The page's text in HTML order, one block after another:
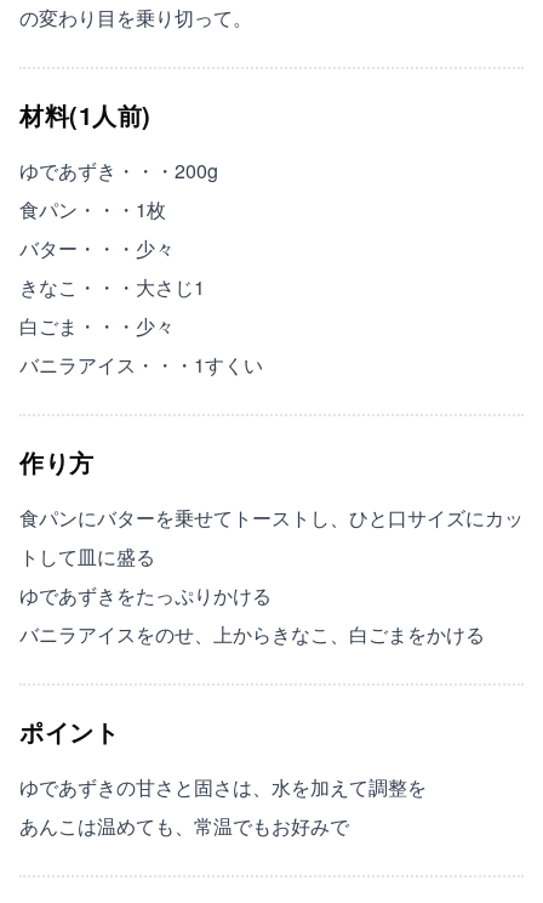
の変わり目を乗り切って。
材料(1人前)
ゆであずき・・・200g
食パン・・・1枚
バター・・・少々
きなこ・・・大さじ1
白ごま・・・少々
バニラアイス・・・1すくい
作り方
食パンにバターを乗せてトーストし、ひと口サイズにカッ
トして皿に盛る
ゆであずきをたっぷりかける
バニラアイスをのせ、上からきなこ、白ごまをかける
ポイント
ゆであずきの甘さと固さは、水を加えて調整を
あんこは温めても、常温でもお好みで